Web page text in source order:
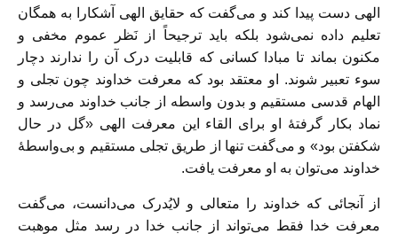
الهی دست پیدا کند و می‌گفت که حقایق الهی آشکارا به همگان
تعلیم داده نمی‌شود بلکه باید ترجیحاً از نَظر عموم مخفی و
مکنون بماند تا مبادا کسانی که قابلیت درک آن را ندارند دچار
سوء تعبیر شوند. او معتقد بود که معرفت خداوند چون تجلی و
الهام قدسی مستقیم و بدون واسطه از جانب خداوند می‌رسد و
نماد بکار گرفتۀ او برای القاء این معرفت الهی «گل در حال
شکفتن بود» و می‌گفت تنها از طریق تجلی مستقیم و بی‌واسطۀ
خداوند می‌توان به او معرفت یافت.
از آنجائی که خداوند را متعالی و لایُدرک می‌دانست، می‌گفت
معرفت خدا فقط می‌تواند از جانب خدا در رسد مثل موهبت